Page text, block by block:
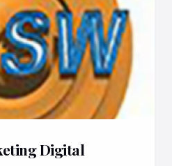
Digital